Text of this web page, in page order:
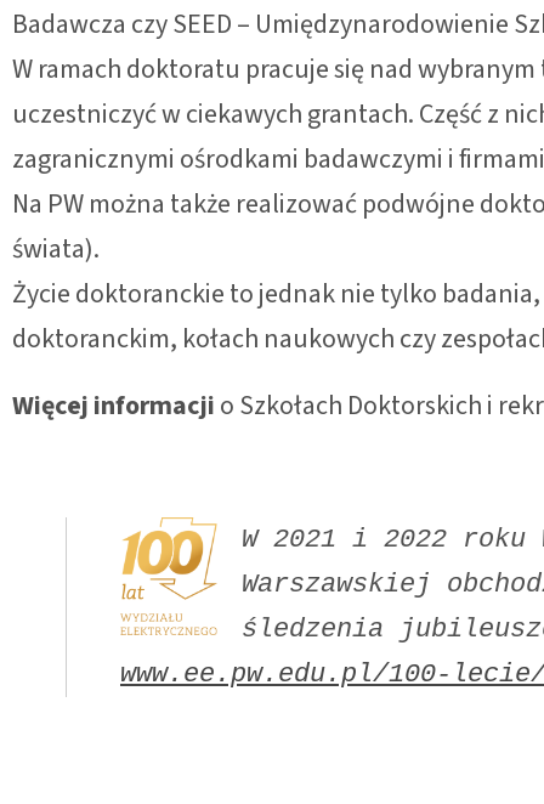
Badawcza czy SEED – Umiędzynarodowienie
W ramach doktoratu pracuje się nad
uczestniczyć w ciekawych grantach. Część z
zagranicznymi ośrodkami badawczymi i
Na PW można także realizować podwójne
świata).
Życie doktoranckie to jednak nie tylko
doktoranckim, kołach naukowych czy
Więcej informacjio Szkołach Doktorskich i
W 2021 i 2022
Warszawskiej
www.ee.pw.edu.pl/100-